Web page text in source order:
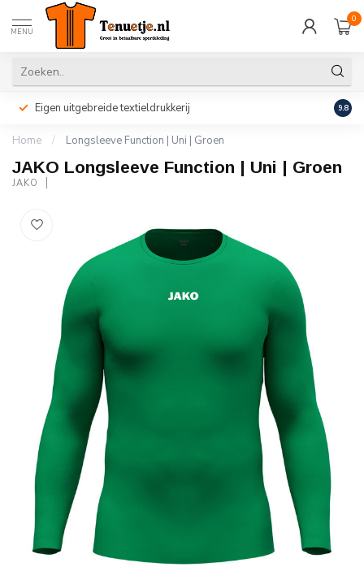
MENU
0
Eigen uitgebreide textieldrukkerij 9.8
Home / Longsleeve Function | Uni | Groen
JAKO Longsleeve Function | Uni | Groen
JAKO